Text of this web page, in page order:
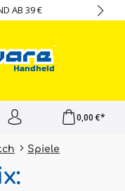
AB 39 €
0,00 €*
Spiele